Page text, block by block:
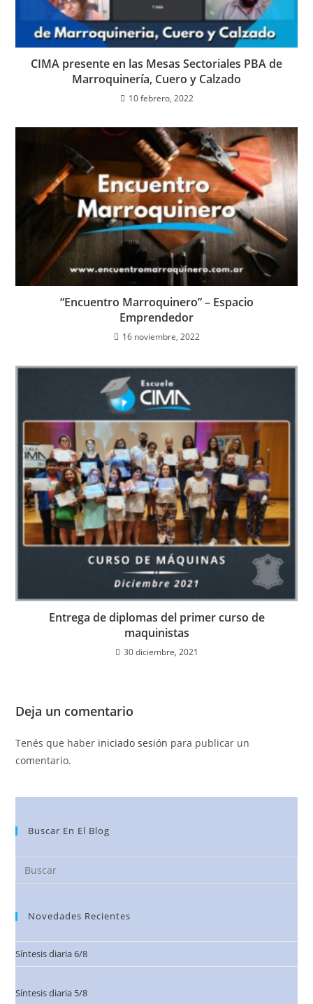
CIMA presente en las Mesas Sectoriales PBA de
Marroquinería, Cuero y Calzado
10 febrero, 2022
“Encuentro Marroquinero” – Espacio
Emprendedor
16 noviembre, 2022
Entrega de diplomas del primer curso de
maquinistas
30 diciembre, 2021
Deja un comentario
Tenés que haber iniciado sesión para publicar un
comentario.
Buscar En El Blog
Novedades Recientes
Síntesis diaria 6/8
Síntesis diaria 5/8